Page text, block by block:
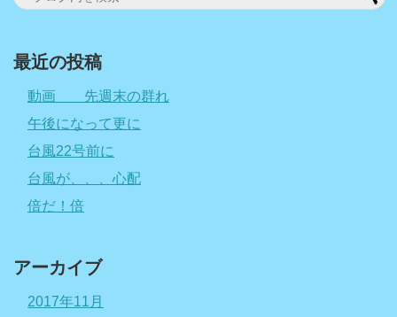
最近の投稿
動画 先週末の群れ
午後になって更に
台風22号前に
台風が、、、心配
倍だ！倍
アーカイブ
2017年11月